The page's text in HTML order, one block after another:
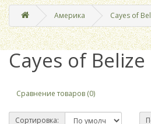
Америка Cayes of
Cayes of Belize
Сравнение товаров (0)
Сортировка: